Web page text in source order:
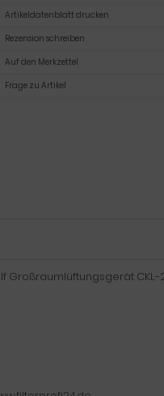
Artikeldatenblatt drucken
Rezension schreiben
Frage zu Artikel
Großraumlüftungsgerät CKL-